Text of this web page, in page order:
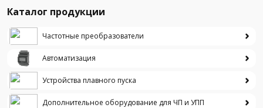
Каталог продукции
Частотные преобразователи
Автоматизация
Устройства плавного пуска
Дополнительное оборудование для ЧП и УПП